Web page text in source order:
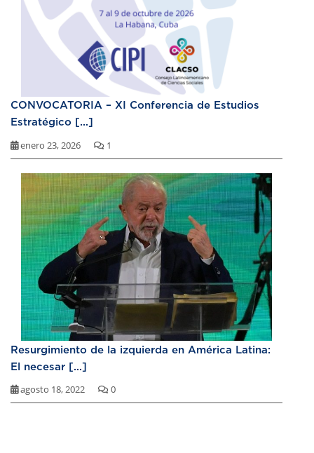
CONVOCATORIA – XI Conferencia de Estudios
Estratégico [...]
enero 23, 2026 1
Resurgimiento de la izquierda en América Latina:
El necesar [...]
agosto 18, 2022 0